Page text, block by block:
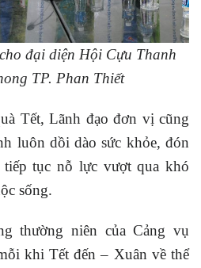
đại diện Hội Cựu Thanh
TP. Phan Thiết
Tết, Lãnh đạo đơn vị cũng
luôn dồi dào sức khỏe, đón
tục nỗ lực vượt qua khó
sống.
thường niên của Cảng vụ
khi Tết đến – Xuân về thể